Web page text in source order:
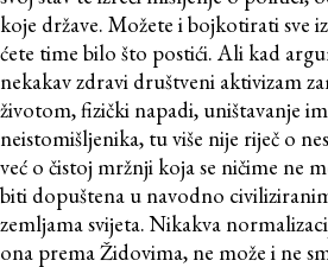
koje države. Možete i bojkotirati sve
ćete time bilo što postići. Ali kad
nekakav zdravi društveni aktivizam
životom, fizički napadi, uništavanje
neistomišljenika, tu više nije riječ o
već o čistoj mržnji koja se ničime ne
biti dopuštena u navodno
zemljama svijeta. Nikakva
ona prema Židovima, ne može i ne